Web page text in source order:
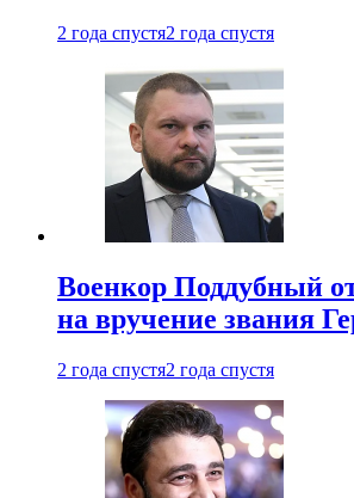
2 года спустя2 года спустя
Военкор Поддубный
на вручение звания
2 года спустя2 года спустя